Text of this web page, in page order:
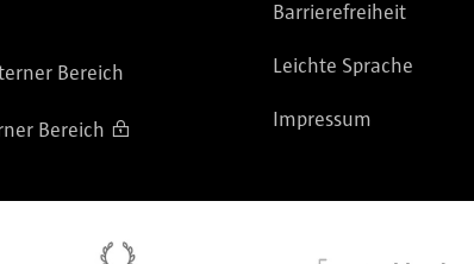
Bereich
Bereich
Barrierefreiheit
Leichte Sprache
Impressum